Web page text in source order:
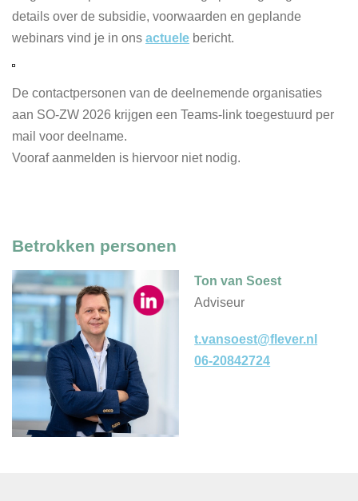
details over de subsidie, voorwaarden en geplande
webinars vind je in ons actuele bericht.
De contactpersonen van de deelnemende organisaties
aan SO-ZW 2026 krijgen een Teams-link toegestuurd per
mail voor deelname.
Vooraf aanmelden is hiervoor niet nodig.
Betrokken personen
Ton van Soest
Adviseur
t.vansoest@flever.nl
06-20842724